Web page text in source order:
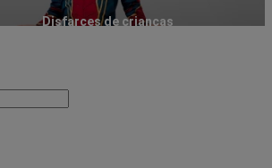
Disfarces de crianças